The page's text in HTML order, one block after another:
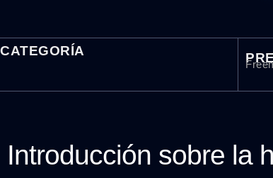
CATEGORÍA
Introducción sobre la